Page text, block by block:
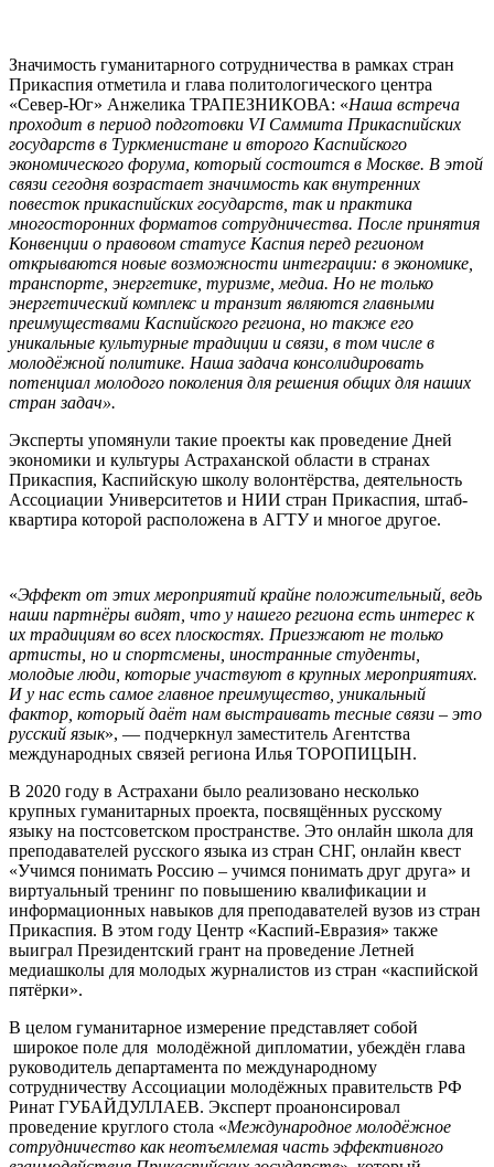
Значимость гуманитарного сотрудничества в рамках стран
Прикаспия отметила и глава политологического центра
«Север-Юг» Анжелика ТРАПЕЗНИКОВА: «Наша встреча
проходит в период подготовки VIСаммита Прикаспийских
государств в Туркменистане и второго Каспийского
экономического форума, который состоится в Москве. В этой
связи сегодня возрастает значимость как внутренних
повесток прикаспийских государств, так и практика
многосторонних форматов сотрудничества. После принятия
Конвенции о правовом статусе Каспия перед регионом
открываются новые возможности интеграции: в экономике,
транспорте, энергетике, туризме, медиа. Но не только
энергетический комплекс и транзит являются главными
преимуществами Каспийского региона, но также его
уникальные культурные традиции и связи, в том числе в
молодёжной политике. Наша задача консолидировать
потенциал молодого поколения для решения общих для наших
стран задач».
Эксперты упомянули такие проекты как проведение Дней
экономики и культуры Астраханской области в странах
Прикаспия, Каспийскую школу волонтёрства, деятельность
Ассоциации Университетов и НИИ стран Прикаспия, штаб-
квартира которой расположена в АГТУ и многое другое.
«Эффект от этих мероприятий крайне положительный, ведь
наши партнёры видят, что у нашего региона есть интерес к
их традициям во всех плоскостях. Приезжают не только
артисты, но и спортсмены, иностранные студенты,
молодые люди, которые участвуют в крупных мероприятиях.
И у нас есть самое главное преимущество, уникальный
фактор, который даёт нам выстраивать тесные связи – это
русский язык», — подчеркнул заместитель Агентства
международных связей региона Илья ТОРОПИЦЫН.
В 2020 году в Астрахани было реализовано несколько
крупных гуманитарных проекта, посвящённых русскому
языку на постсоветском пространстве. Это онлайн школа для
преподавателей русского языка из стран СНГ, онлайн квест
«Учимся понимать Россию – учимся понимать друг друга» и
виртуальный тренинг по повышению квалификации и
информационных навыков для преподавателей вузов из стран
Прикаспия. В этом году Центр «Каспий-Евразия» также
выиграл Президентский грант на проведение Летней
медиашколы для молодых журналистов из стран «каспийской
пятёрки».
В целом гуманитарное измерение представляет собой
широкое поле для молодёжной дипломатии, убеждён глава
руководитель департамента по международному
сотрудничеству Ассоциации молодёжных правительств РФ
Ринат ГУБАЙДУЛЛАЕВ. Эксперт проанонсировал
проведение круглого стола «Международное молодёжное
сотрудничество как неотъемлемая часть эффективного